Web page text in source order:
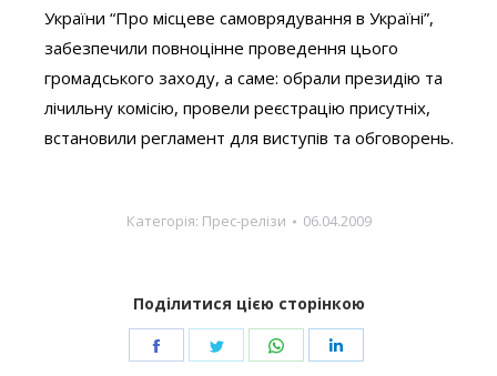
України “Про місцеве самоврядування в Україні”,
забезпечили повноцінне проведення цього
громадського заходу, а саме: обрали президію та
лічильну комісію, провели реєстрацію присутніх,
встановили регламент для виступів та обговорень.
Категорія: Прес-релізи 06.04.2009
Поділитися цією сторінкою
Share
Share
Share